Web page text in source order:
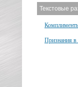
Текстовые
Признания